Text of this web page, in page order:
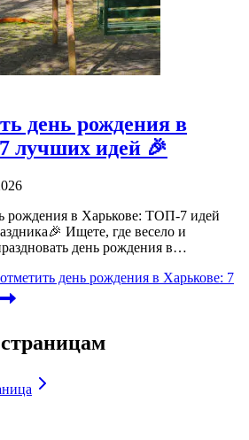
день рождения в
лучших идей 🎉
рождения в Харькове: ТОП-7 идей
Ищете, где весело и
день рождения в…
день рождения в Харькове: 7